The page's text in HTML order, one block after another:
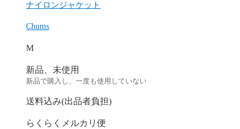
ナイロンジャケット
Chums
M
新品、未使用
新品で購入し、一度も使用していない
送料込み(出品者負担)
らくらくメルカリ便